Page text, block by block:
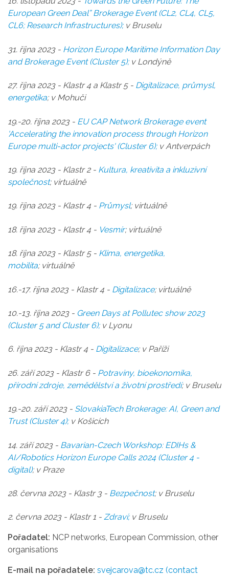
European Green Deal” Brokerage Event (CL2, CL4, CL5,
CL6; Research Infrastructures);v Bruselu
31. října 2023 - Horizon Europe Maritime Information Day
and Brokerage Event (Cluster 5);v Londýně
27. října 2023 - Klastr 4 a Klastr 5 - Digitalizace, průmysl,
energetika; v Mohuči
19.-20. října 2023 - EU CAP Network Brokerage event
'Accelerating the innovation process through Horizon
Europe multi-actor projects' (Cluster 6);v Antverpách
19. října 2023 - Klastr 2 - Kultura, kreativita a inkluzivní
společnost; virtuálně
19. října 2023 - Klastr 4 - Průmysl; virtuálně
18. října 2023 - Klastr 4 - Vesmír; virtuálně
18. října 2023 - Klastr 5 - Klima, energetika,
mobilita; virtuálně
16.-17. října 2023 - Klastr 4 - Digitalizace; virtuálně
10.-13. října 2023 - Green Days at Pollutec show 2023
(Cluster 5 and Cluster 6);v Lyonu
6. října 2023 - Klastr 4 - Digitalizace; v Paříži
26. září 2023 - Klastr 6 - Potraviny, bioekonomika,
přírodní zdroje, zemědělství a životníprostředí; v Bruselu
19.-20. září 2023 - SlovakiaTech Brokerage: AI, Green and
Trust (Cluster 4);v Košicích
14. září 2023 - Bavarian-Czech Workshop: EDIHs &
AI/Robotics Horizon Europe Calls 2024 (Cluster 4 -
digital); v Praze
28. června 2023 - Klastr 3 - Bezpečnost; v Bruselu
2. června 2023 - Klastr 1 - Zdraví; v Bruselu
Pořadatel: NCP networks, European Commission, other
organisations
E-mail na pořadatele: svejcarova@tc.cz (contact